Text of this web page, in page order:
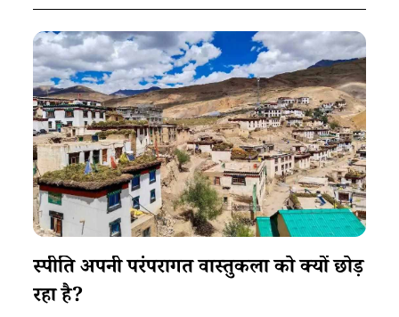
स्पीति अपनी परंपरागत वास्तुकला को क्यों छोड़
रहा है?